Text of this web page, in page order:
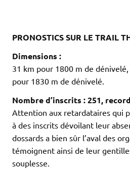
PRONOSTICS SUR LE TRAIL
Dimensions :
31 km pour 1800 m de
pour 1830 m de dénivelé.
Nombre d’inscrits : 251,
Attention aux retardataires qui
à des inscrits dévoilant leur
dossards a bien sûr l’aval des
témoignent ainsi de leur
souplesse.